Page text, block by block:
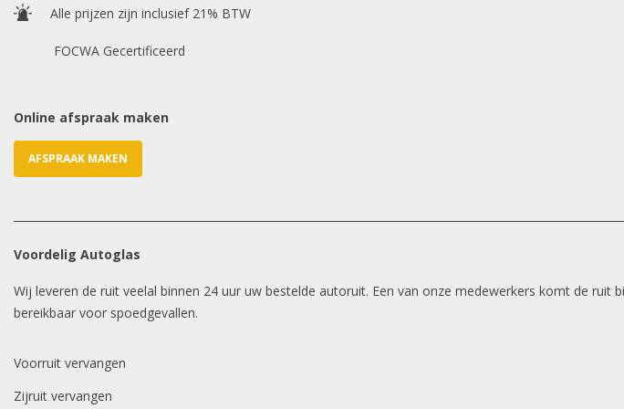
Alle prijzen zijn inclusief 21% BTW
FOCWA Gecertificeerd
Online afspraak maken
AFSPRAAK MAKEN
Voordelig Autoglas
Wij leveren de ruit veelal binnen 24 uur uw bestelde autoruit. Een van onze medewerkers komt de
bereikbaar voor spoedgevallen.
Voorruit vervangen
Zijruit vervangen